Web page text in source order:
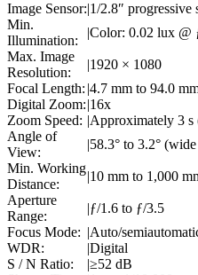
Image Sensor:|1/2.8″ progressive
Min.
Illumination:
|Color: 0.02 lux @
Max. Image
Resolution:
|1920 × 1080
Focal Length: |4.7 mm to 94.0
Digital Zoom:|16x
Zoom Speed: |Approximately 3 s
Angle of
View:
|58.3° to 3.2°
Min. Working
Distance:
|10 mm to 1,000
Aperture
Range:
|ƒ/1.6 to ƒ/3.5
Focus Mode: |Auto/
WDR:
|Digital
S / N Ratio:
|≥52 dB